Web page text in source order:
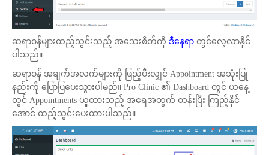
ဆရာဝန်များထည့်သွင်းသည့် အသေးစိတ်ကို ဒီနေရာ တွင်လေ့လာနိုင်
ပါသည်။
ဆရာဝန် အချက်အလက်များကို ဖြည့်ပီးလျှင် Appointment အသုံးပြု
နည်းကို ပြောပြပေးသွားပါမည်။ Pro Clinic ၏ Dashboard တွင် ယနေ့
တွင် Appointments ယူထားသည့် အရေအတွက် တန်းပြီး ကြည့်နိုင်
အောင် ထည့်သွင်းပေးထားပါသည်။